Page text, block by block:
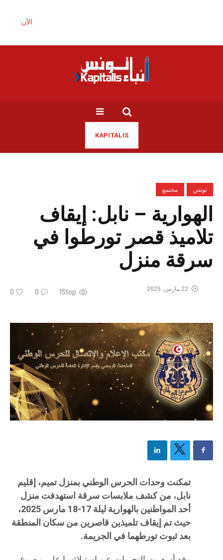
الآن:
KAPITALIS
تونس مجتمع
الهوارية – نابل: إيقاف
تلاميذ قصر تورطوا في
سرقة منزل
Stop!
0
0 22 مارس، 2025
تمكنت وحدات الحرس الوطني بمنزل تميم، إقليم
نابل، من كشف ملابسات سرقة استهدفت منزل
أحد المواطنين بالهوارية ليلة 17-18 مارس 2025،
حيث تم إيقاف تلميذين قاصرين من سكان المنطقة
بعد ثبوت تورطهما في الجريمة.